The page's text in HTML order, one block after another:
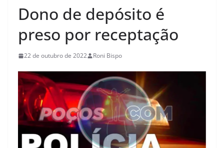
Dono de depósito é
preso por receptação
22 de outubro de 2022 Roni Bispo